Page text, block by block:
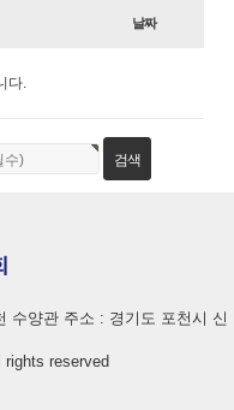
날짜
다.
수양관 주소 : 경기도 포천시 신
reserved